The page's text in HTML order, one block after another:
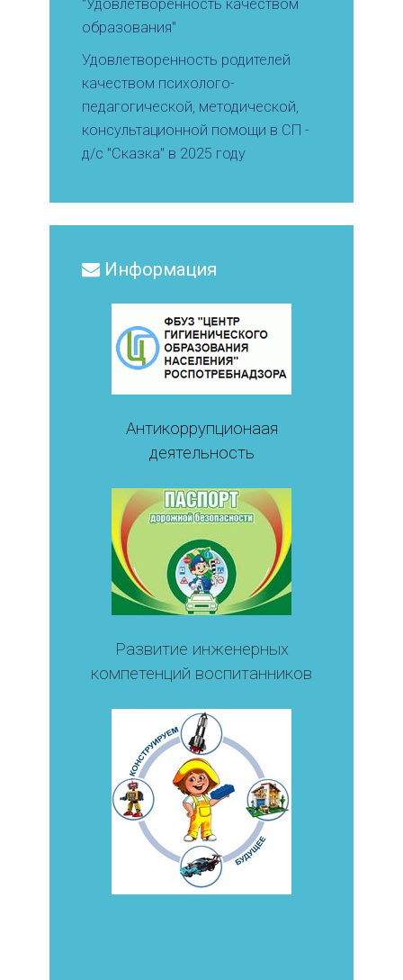
"Удовлетворённость качеством
образования"
Удовлетворенность родителей
качеством психолого-
педагогической, методической,
консультационной помощи в СП -
д/с "Сказка" в 2025 году
Информация
Антикоррупционаая
деятельность
Развитие инженерных
компетенций воспитанников